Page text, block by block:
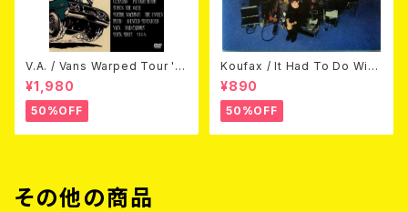
V.A. / Vans Warped Tour '0
3 (DVD)
¥1,980
50%OFF
Koufax / It Had To Do With
Love (CD)
¥890
50%OFF
その他の商品